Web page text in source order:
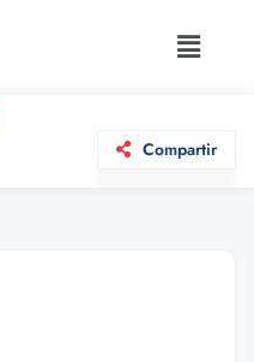
Compartir